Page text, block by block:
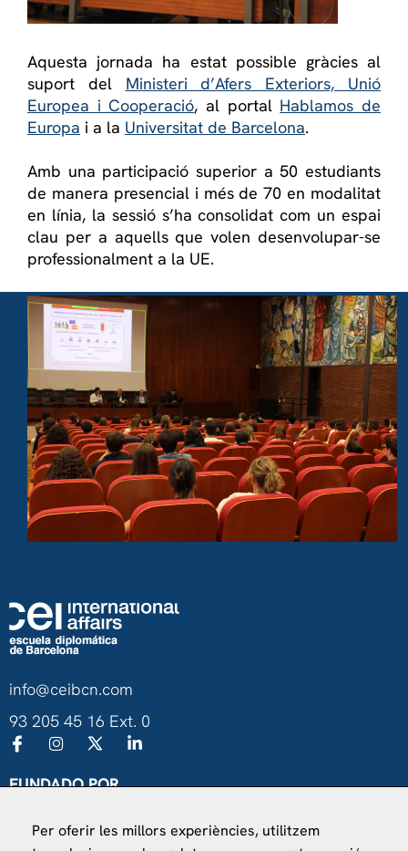
Aquesta jornada ha estat possible gràcies al
suport del Ministeri d’Afers Exteriors, Unió
Europea i Cooperació, al portal Hablamos de
Europa i a la Universitat de Barcelona.
Amb una participació superior a 50 estudiants
de manera presencial i més de 70 en modalitat
en línia, la sessió s’ha consolidat com un espai
clau per a aquells que volen desenvolupar-se
professionalment a la UE.
info@ceibcn.com
93 205 45 16 Ext. 0
FUNDADO POR
Ministerio de Asuntos Exteriores, UE y Cooperación
Per oferir les millors experiències, utilitzem